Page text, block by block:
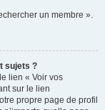
un membre ».
sujets ?
lien « Voir vos
sur le lien
propre page de profil